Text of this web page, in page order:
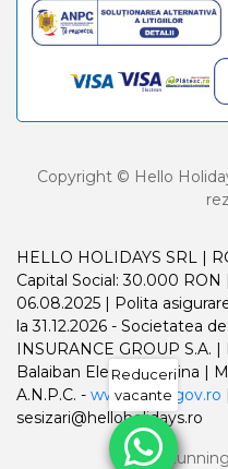
Copyright © Hello
HELLO HOLIDAYS SRL |
Capital Social: 30.000
06.08.2025 | Polita
la 31.12.2026 - Societatea
INSURANCE GROUP
Balaiban Elena Madalina |
A.N.P.C. - www.anpc.gov.ro
sesizari@helloholidays.ro
Reduceri
vacante